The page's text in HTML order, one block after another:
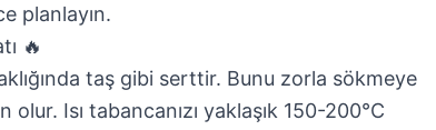
planlayın.
🔥
taş gibi serttir. Bunu zorla sökmeye
Isı tabancanızı yaklaşık 150-200°C